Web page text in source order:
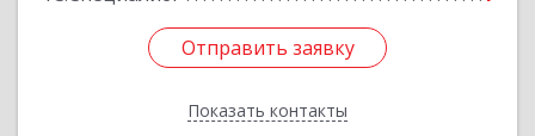
Отправить заявку
Показать контакты
Отправить заявку
Назад